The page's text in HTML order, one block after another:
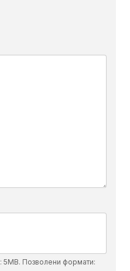
Позволени формати: